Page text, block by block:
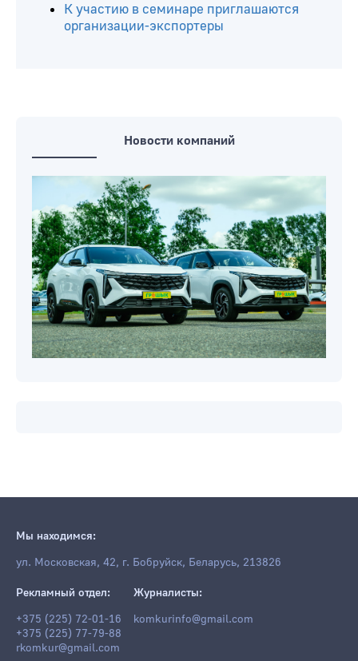
К участию в семинаре приглашаются
организации-экспортеры
Новости компаний
Мы находимся:
ул. Московская, 42, г. Бобруйск, Беларусь, 213826
Рекламный отдел:
+375 (225) 72-01-16
+375 (225) 77-79-88
rkomkur@gmail.com
Журналисты:
komkurinfo@gmail.com